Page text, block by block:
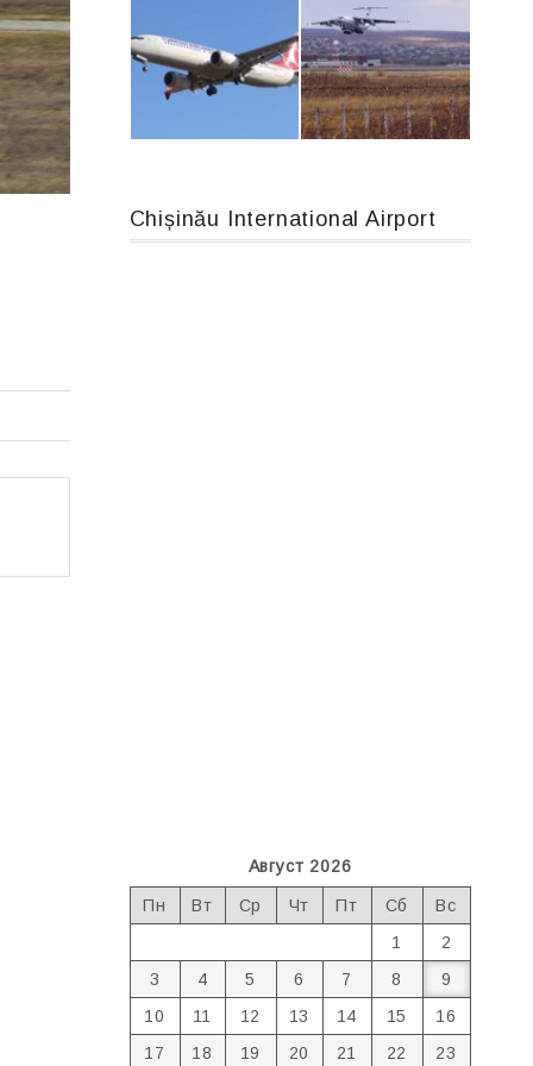
Airbus A319-114 D-AILN, Lufthansa, Франкфурт-Кишинев, 24/06/18
Chișinău International Airport
Август 2026
Пн Вт Ср Чт Пт Сб
Вс
1
2
3
4 5 6 7 8
9
10
11 12 13 14 15
16
17
18 19 20 21 22
23